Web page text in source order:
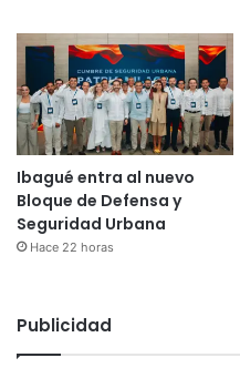
Ibagué entra al nuevo
Bloque de Defensa y
Seguridad Urbana
Hace 22 horas
Publicidad